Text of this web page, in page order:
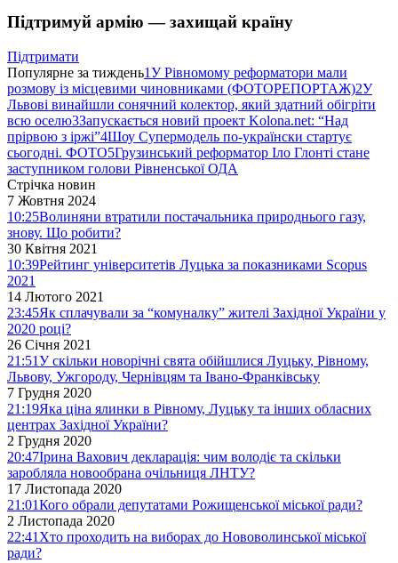
Підтримуй армію — захищай країну
Підтримати
Популярне за тиждень1У Рівномому реформатори мали
розмову із місцевими чиновниками (ФОТОРЕПОРТАЖ)2У
Львові винайшли сонячний колектор, який здатний обігріти
всю оселю3Запускається новий проект Kolona.net: “Над
прірвою з іржі”4Шоу Супермодель по-українски стартує
сьогодні. ФОТО5Грузинський реформатор Іло Глонті стане
заступником голови Рівненської ОДА
Стрічка новин
7 Жовтня 2024
10:25Волиняни втратили постачальника природнього газу,
знову. Що робити?
30 Квітня 2021
10:39Рейтинг університетів Луцька за показниками Scopus
2021
14 Лютого 2021
23:45Як сплачували за “комуналку” жителі Західної України у
2020 році?
26 Січня 2021
21:51У скільки новорічні свята обійшлися Луцьку, Рівному,
Львову, Ужгороду, Чернівцям та Івано-Франківську
7 Грудня 2020
21:19Яка ціна ялинки в Рівному, Луцьку та інших обласних
центрах Західної України?
2 Грудня 2020
20:47Ірина Вахович декларація: чим володіє та скільки
заробляла новообрана очільниця ЛНТУ?
17 Листопада 2020
21:01Кого обрали депутатами Рожищенської міської ради?
2 Листопада 2020
22:41 Хто проходить на виборах до Нововолинської міської
ради?